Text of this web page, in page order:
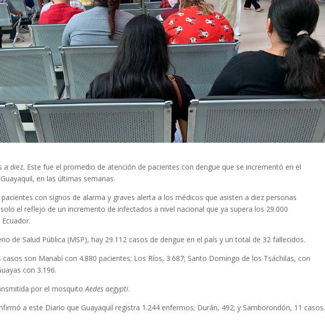
a diez. Este fue el promedio de atención de pacientes con dengue que se incrementó en el
en las últimas semanas.
pacientes con signos de alarma y graves alerta a los médicos que asisten a diez personas
el reflejo de un incremento de infectados a nivel nacional que ya supera los 29.000
de Salud Pública (MSP), hay 29.112 casos de dengue en el país y un total de 32 fallecidos.
son Manabí con 4.880 pacientes; Los Ríos, 3.687; Santo Domingo de los Tsáchilas, con
con 3.196.
por el mosquitoAedes aegypti.
a este Diario que Guayaquil registra 1.244 enfermos; Durán, 492; y Samborondón, 11 casos.